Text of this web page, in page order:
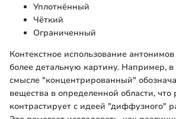
Уплотнённый
Чёткий
Ограниченный
Контекстное использование антонимов
более детальную картину. Например,
смысле "концентрированный"
вещества в определенной области, что
контрастирует с идеей "диффузного"